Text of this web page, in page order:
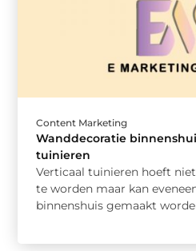
Content Marketing
Wanddecoratie
tuinieren
Verticaal tuinieren hoeft
te worden maar kan
binnenshuis gemaakt